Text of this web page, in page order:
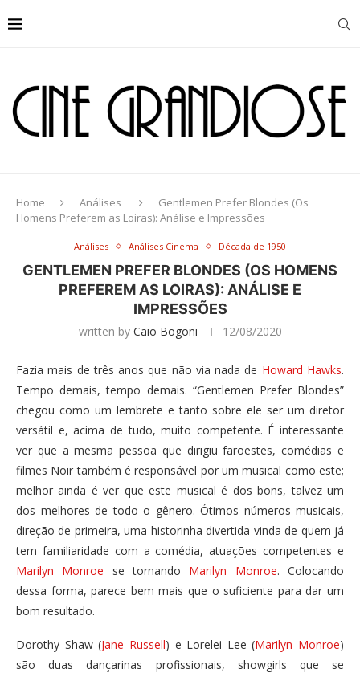
Home Análises
Gentlemen Prefer Blondes (Os
Homens Preferem as Loiras): Análise e Impressões
Análises Análises Cinema Década de 1950
GENTLEMEN PREFER BLONDES (OS HOMENS
PREFEREM AS LOIRAS): ANÁLISE E
IMPRESSÕES
written by Caio Bogoni 12/08/2020
Fazia mais de três anos que não via nada de Howard Hawks.
Tempo demais, tempo demais. “Gentlemen Prefer Blondes”
chegou como um lembrete e tanto sobre ele ser um diretor
versátil e, acima de tudo, muito competente. É interessante
ver que a mesma pessoa que dirigiu faroestes, comédias e
filmes Noir também é responsável por um musical como este;
melhor ainda é ver que este musical é dos bons, talvez um
dos melhores de todo o gênero. Ótimos números musicais,
direção de primeira, uma historinha divertida vinda de quem já
tem familiaridade com a comédia, atuações competentes e
Marilyn Monroe se tornando Marilyn Monroe. Colocando
dessa forma, parece bem mais que o suficiente para dar um
bom resultado.
Dorothy Shaw (Jane Russell) e Lorelei Lee (Marilyn Monroe)
são duas dançarinas profissionais, showgirls que se